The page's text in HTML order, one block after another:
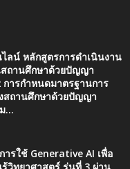
ลน์ หลักสูตรการดำเนินงาน
ถานศึกษาด้วยปัญญา
ารกำหนดมาตรฐานการ
สถานศึกษาด้วยปัญญา
...
รใช้ Generative AI เพื่อ